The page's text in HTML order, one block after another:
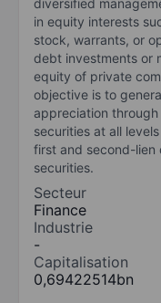
in equity interests
stock, warrants, or
debt investments or
equity of private
objective is to
appreciation
securities at all
first and second-lien
securities.
Secteur
Finance
Industrie
-
Capitalisation
0,69422514bn